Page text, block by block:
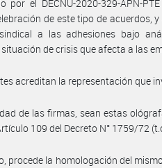
por el DECNU-2020-329-APN-
de este tipo de acuerdos,
a las adhesiones bajo
de crisis que afecta a las
acreditan la representación que
de las firmas, sean estas
109 del Decreto N° 1759/72
procede la homologación del